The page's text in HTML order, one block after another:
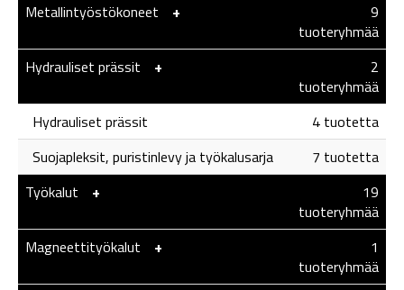
Metallintyöstökoneet
+
9
tuoteryhmää
Hydrauliset prässit
+
2
tuoteryhmää
Hydrauliset prässit
4 tuotetta
Suojapleksit, puristinlevy ja työkalusarja
7 tuotetta
Työkalut
+
19
tuoteryhmää
Magneettityökalut
+
1
tuoteryhmää